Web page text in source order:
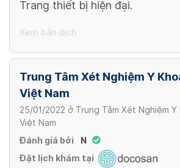
Trang thiết bị hiện đại.
Xem bản dịch
Trung Tâm Xét Nghiệm Y
Việt Nam
25/01/2022 ở Trung Tâm Xét Nghiệm
Việt Nam
Đánh giá bởi
N
Đặt lịch khám tại